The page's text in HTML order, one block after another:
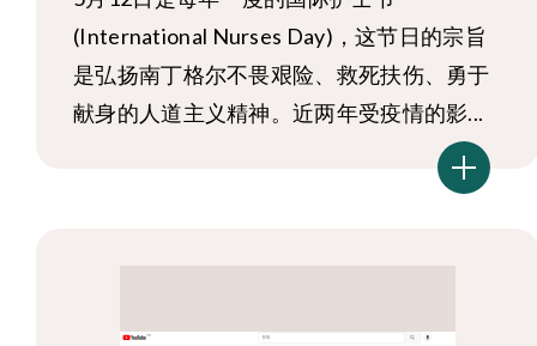
(International Nurses Day)，这节日的宗旨
是弘扬南丁格尔不畏艰险、救死扶伤、勇于
献身的人道主义精神。近两年受疫情的影...